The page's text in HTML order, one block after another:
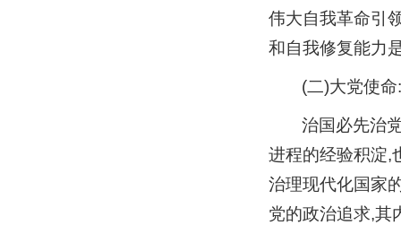
伟大自我革命引
和自我修复能力
(二)大党使
治国必先治
进程的经验积淀,
治理现代化国家
党的政治追求,其